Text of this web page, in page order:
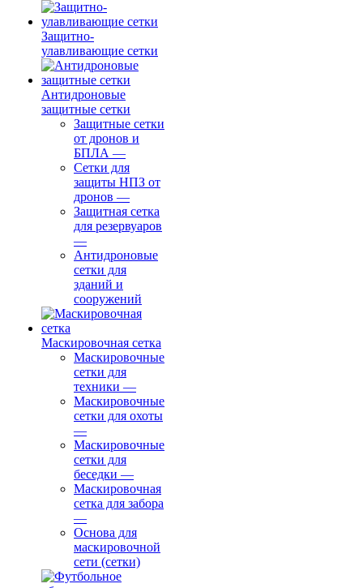
Защитно-
улавливающие сетки
Антидроновые
защитные сетки
Защитные сетки
от дронов и
БПЛА —
Сетки для
защиты НПЗ от
дронов —
Защитная сетка
для резервуаров
—
Антидроновые
сетки для
зданий и
сооружений
Маскировочная сетка
Маскировочные
сетки для
техники —
Маскировочные
сетки для охоты
—
Маскировочные
сетки для
беседки —
Маскировочная
сетка для забора
—
Основа для
маскировочной
сети (сетки)